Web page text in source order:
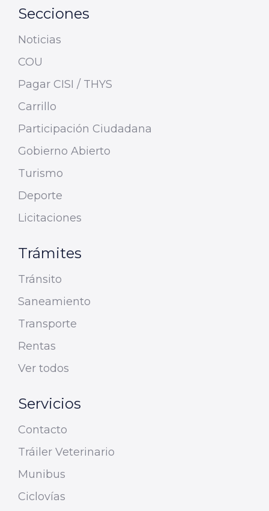
Secciones
Noticias
COU
Pagar CISI / THYS
Carrillo
Participación Ciudadana
Gobierno Abierto
Turismo
Deporte
Licitaciones
Trámites
Tránsito
Saneamiento
Transporte
Rentas
Ver todos
Servicios
Contacto
Tráiler Veterinario
Munibus
Ciclovías